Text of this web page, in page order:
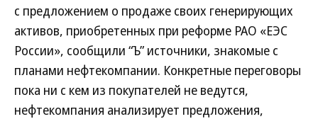
с предложением о продаже своих генерирующих
активов, приобретенных при реформе РАО «ЕЭС
России», сообщили “Ъ” источники, знакомые с
планами нефтекомпании. Конкретные переговоры
пока ни с кем из покупателей не ведутся,
нефтекомпания анализирует предложения,